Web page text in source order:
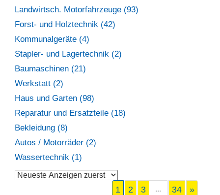
Landwirtsch. Motorfahrzeuge (93)
Forst- und Holztechnik (42)
Kommunalgeräte (4)
Stapler- und Lagertechnik (2)
Baumaschinen (21)
Werkstatt (2)
Haus und Garten (98)
Reparatur und Ersatzteile (18)
Bekleidung (8)
Autos / Motorräder (2)
Wassertechnik (1)
1 2 3 ... 34 »